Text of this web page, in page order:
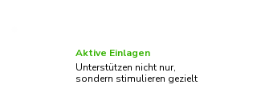
Aktive Einlagen
Unterstützen nicht nur,
sondern stimulieren gezielt